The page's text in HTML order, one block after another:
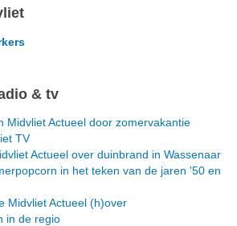
& tv
Midvliet Actueel door zomervakantie
TV
Actueel over duinbrand in Wassenaar
in het teken van de jaren '50 en
Midvliet Actueel (h)over
in de regio